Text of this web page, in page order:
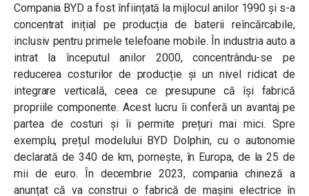
Compania BYD a fost înființată la mijlocul anilor 1990 și s-a
concentrat inițial pe producția de baterii reîncărcabile,
inclusiv pentru primele telefoane mobile. În industria auto a
intrat la începutul anilor 2000, concentrându-se pe
reducerea costurilor de producție și un nivel ridicat de
integrare verticală, ceea ce presupune că își fabrică
propriile componente. Acest lucru îi conferă un avantaj pe
partea de costuri și îi permite prețuri mai mici. Spre
exemplu, prețul modelului BYD Dolphin, cu o autonomie
declarată de 340 de km, pornește, în Europa, de la 25 de
mii de euro. În decembrie 2023, compania chineză a
anunțat că va construi o fabrică de mașini electrice în